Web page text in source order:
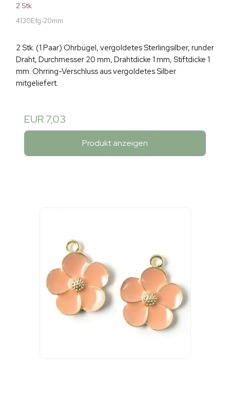
2 Stk
4130Efg-20mm
2 Stk. (1 Paar) Ohrbügel, vergoldetes Sterlingsilber, runder
Draht, Durchmesser 20 mm, Drahtdicke 1 mm, Stiftdicke 1
mm. Ohrring-Verschluss aus vergoldetes Silber
mitgeliefert.
EUR 7,03
Produkt anzeigen